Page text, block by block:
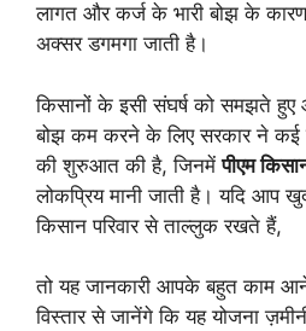
लागत और कर्ज के भारी बोझ के
अक्सर डगमगा जाती है।
किसानों के इसी संघर्ष को समझते
बोझ कम करने के लिए सरकार ने कई
की शुरुआत की है, जिनमेंपीएम
लोकप्रिय मानी जाती है। यदि आप
किसान परिवार से ताल्लुक रखते हैं,
तो यह जानकारी आपके बहुत काम
विस्तार से जानेंगे कि यह योजना